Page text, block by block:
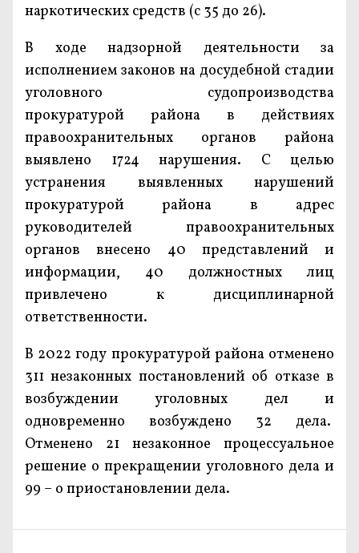
наркотических средств (с 35 до 26).
В ходе надзорной деятельности за
исполнением законов на досудебной стадии
уголовного судопроизводства
прокуратурой района в действиях
правоохранительных органов района
выявлено 1724 нарушения. С целью
устранения выявленных нарушений
прокуратурой района в адрес
руководителей правоохранительных
органов внесено 40 представлений и
информации, 40 должностных лиц
привлечено к дисциплинарной
ответственности.
В 2022 году прокуратурой района отменено
311 незаконных постановлений об отказе в
возбуждении уголовных дел и
одновременно возбуждено 32 дела.
Отменено 21 незаконное процессуальное
решение о прекращении уголовного дела и
99 – о приостановлении дела.